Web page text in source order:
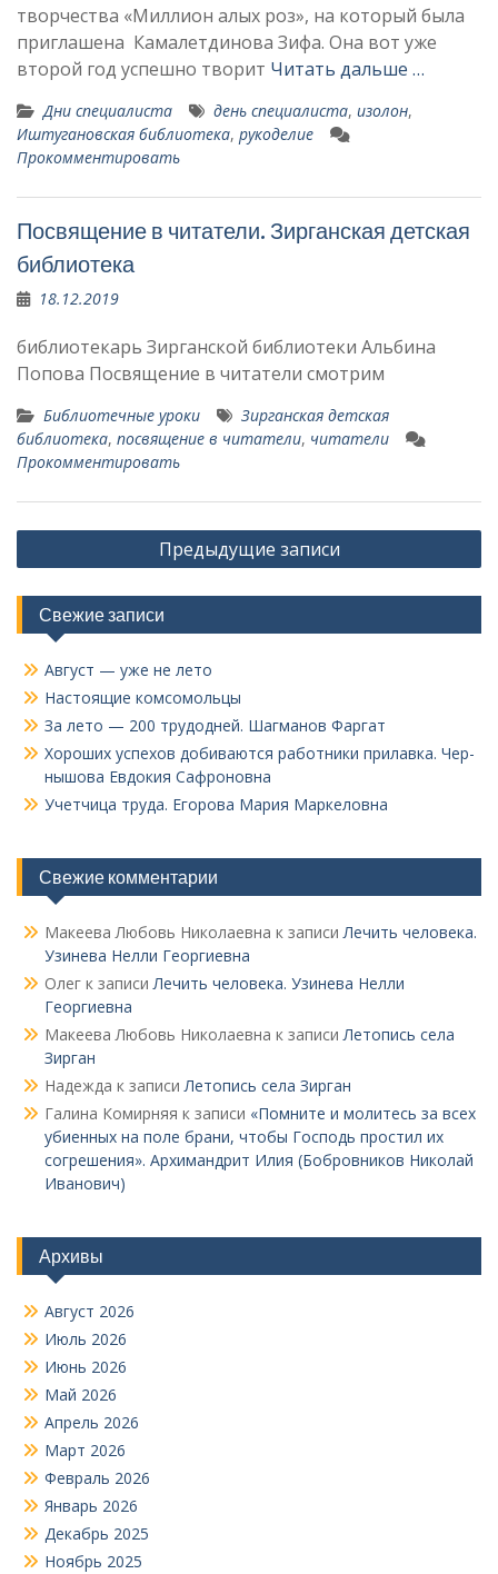
творчества «Миллион алых роз», на который была
приглашена Камалетдинова Зифа. Она вот уже
второй год успешно творит Читать дальше …
Дни специалиста день специалиста, изолон,
Иштугановская библиотека, рукоделие
Прокомментировать
Посвящение в читатели. Зирганская детская
библиотека
18.12.2019
библиотекарь Зирганской библиотеки Альбина
Попова Посвящение в читатели смотрим
Библиотечные уроки
Зирганская детская
библиотека, посвящение в читатели, читатели
Прокомментировать
Навигация
по
записям
Предыдущие записи
Свежие записи
Август — уже не лето
Настоящие комсомольцы
За лето — 200 трудодней. Шагманов Фаргат
Хороших успехов добиваются работники прилавка. Чер­
нышова Евдокия Сафроновна
Учетчица труда. Его­рова Мария Маркеловна
Свежие комментарии
Макеева Любовь Николаевна к записиЛечить человека.
Узинева Нелли Георгиевна
Олег к записиЛечить человека. Узинева Нелли
Георгиевна
Макеева Любовь Николаевна к записиЛетопись села
Зирган
Надежда к записиЛетопись села Зирган
Галина Комирняя к записи «Помните и молитесь за всех
убиенных на поле брани, чтобы Господь простил их
согрешения». Архимандрит Илия (Бобровников Николай
Иванович)
Архивы
Август 2026
Июль 2026
Июнь 2026
Май 2026
Апрель 2026
Март 2026
Февраль 2026
Январь 2026
Декабрь 2025
Ноябрь 2025